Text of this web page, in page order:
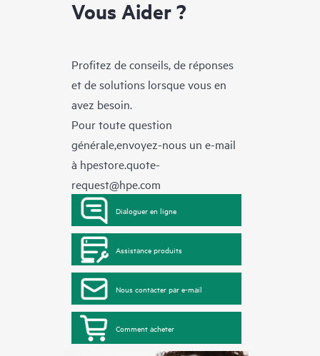
Vous Aider ?
Profitez de conseils, de réponses
et de solutions lorsque vous en
avez besoin.
Pour toute question
générale,envoyez-nous un e-mail
à hpestore.quote-
request@hpe.com
Dialoguer en ligne
Assistance produits
Nous contacter par e-mail
Comment acheter